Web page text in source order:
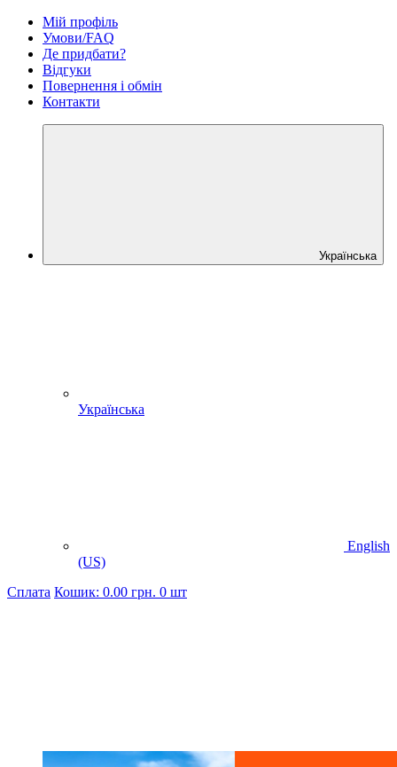
Мій профіль
Умови/FAQ
Де придбати?
Відгуки
Повернення і обмін
Контакти
Українська
Українська
English
(US)
Cплата Кошик: 0.00 грн. 0 шт